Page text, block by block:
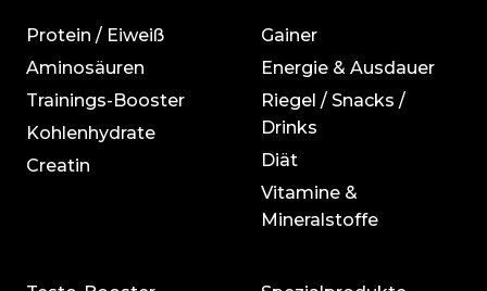
Protein / Eiweiß
Aminosäuren
Trainings-Booster
Kohlenhydrate
Creatin
Gainer
Energie & Ausdauer
Riegel / Snacks /
Drinks
Diät
Vitamine &
Mineralstoffe